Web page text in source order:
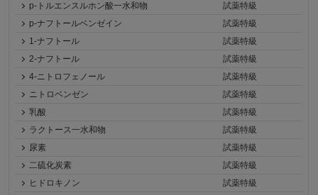
p-トルエンスルホン酸一水和物
試薬特級
p-ナフトールベンゼイン
試薬特級
1-ナフトール
試薬特級
2-ナフトール
試薬特級
4-ニトロフェノール
試薬特級
ニトロベンゼン
試薬特級
乳酸
試薬特級
ラクトース一水和物
試薬特級
尿素
試薬特級
二硫化炭素
試薬特級
ヒドロキノン
試薬特級